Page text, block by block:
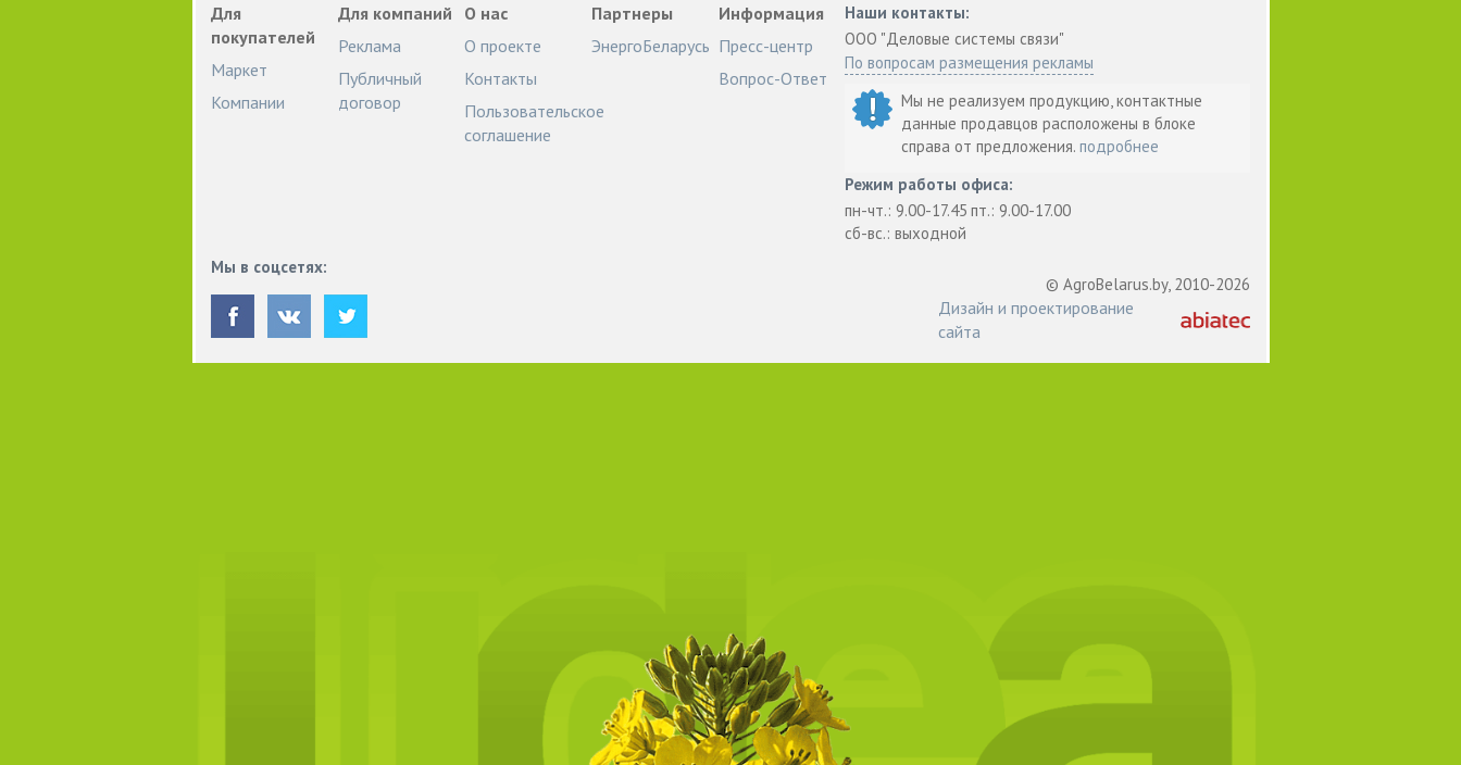
Для
покупателей
Маркет
Компании
Для компаний
Реклама
Публичный
договор
О нас
О проекте
Контакты
Пользовательское
соглашение
Партнеры
ЭнергоБеларусь
Информация
Пресс-центр
Вопрос-Ответ
Наши контакты:
ООО "Деловые системы связи"
По вопросам размещения рекламы
Мы не реализуем продукцию, контактные
данные продавцов расположены в блоке
справа от предложения.подробнее
Режим работы офиса:
пн-чт.: 9.00-17.45 пт.: 9.00-17.00
сб-вс.: выходной
Мы в соцсетях:
© AgroBelarus.by, 2010-2026
Дизайн и проектирование
сайта